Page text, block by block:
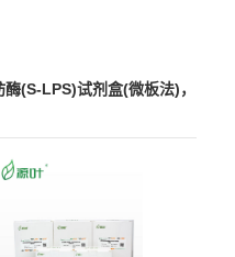
酶(S-LPS)试剂盒(微板法)，